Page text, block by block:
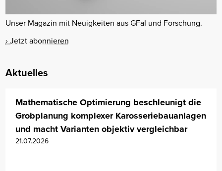
Unser Magazin mit Neuigkeiten aus GFaI und Forschung.
Jetzt abonnieren
Aktuelles
Mathematische Optimierung beschleunigt die
Grobplanung komplexer Karosseriebauanlagen
und macht Varianten objektiv vergleichbar
21.07.2026